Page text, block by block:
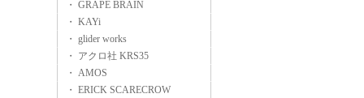
・ GRAPE BRAIN
・ KAYi
・ glider works
・ アクロ社 KRS35
・ AMOS
・ ERICK SCARECROW